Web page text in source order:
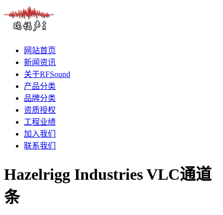
网站首页
新闻资讯
关于RFSound
产品分类
品牌分类
资质授权
工程业绩
加入我们
联系我们
Hazelrigg Industries VLC通道
条